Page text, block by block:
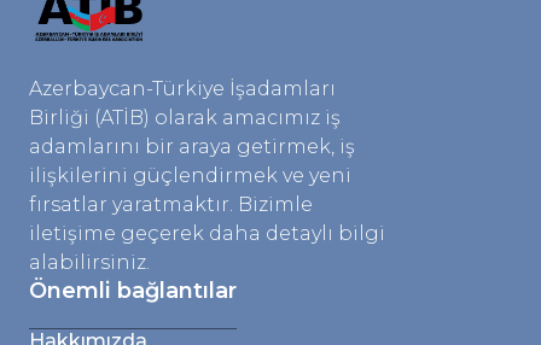
Azerbaycan-Türkiye İşadamları
Birliği (ATİB) olarak amacımız iş
adamlarını bir araya getirmek, iş
ilişkilerini güçlendirmek ve yeni
fırsatlar yaratmaktır. Bizimle
iletişime geçerek daha detaylı bilgi
alabilirsiniz.
Önemli bağlantılar